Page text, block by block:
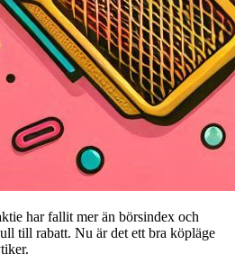
har fallit mer än börsindex och
till rabatt. Nu är det ett bra köpläge